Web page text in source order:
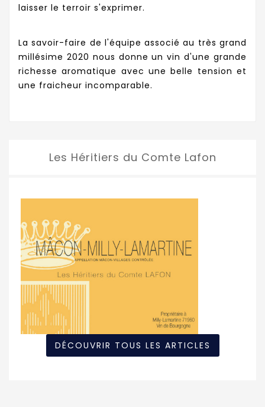
laisser le terroir s'exprimer.
La savoir-faire de l'équipe associé au très grand
millésime 2020 nous donne un vin d'une grande
richesse aromatique avec une belle tension et
une fraicheur incomparable.
Les Héritiers du Comte Lafon
DÉCOUVRIR TOUS LES ARTICLES